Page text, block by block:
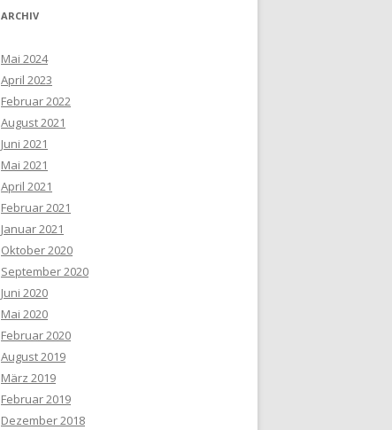
ARCHIV
Mai 2024
April 2023
Februar 2022
August 2021
Juni 2021
Mai 2021
April 2021
Februar 2021
Januar 2021
Oktober 2020
September 2020
Juni 2020
Mai 2020
Februar 2020
August 2019
März 2019
Februar 2019
Dezember 2018